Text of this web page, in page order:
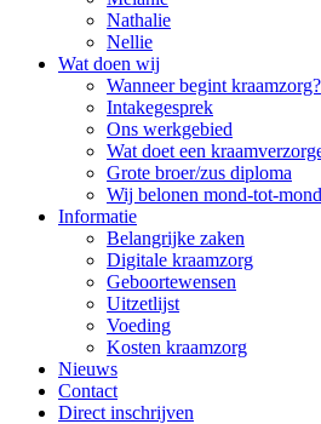
Nathalie
Nellie
Wat doen wij
Wanneer begint kraamzorg?
Intakegesprek
Ons werkgebied
Wat doet een
Grote broer/zus diploma
Wij belonen mond-tot-
Informatie
Belangrijke zaken
Digitale kraamzorg
Geboortewensen
Uitzetlijst
Voeding
Kosten kraamzorg
Nieuws
Contact
Direct inschrijven